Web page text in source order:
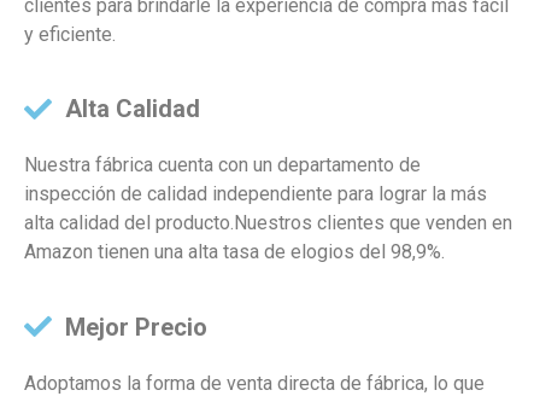
clientes para brindarle la experiencia de compra más fácil
y eficiente.
Alta Calidad
Nuestra fábrica cuenta con un departamento de
inspección de calidad independiente para lograr la más
alta calidad del producto.Nuestros clientes que venden en
Amazon tienen una alta tasa de elogios del 98,9%.
Mejor Precio
Adoptamos la forma de venta directa de fábrica, lo que